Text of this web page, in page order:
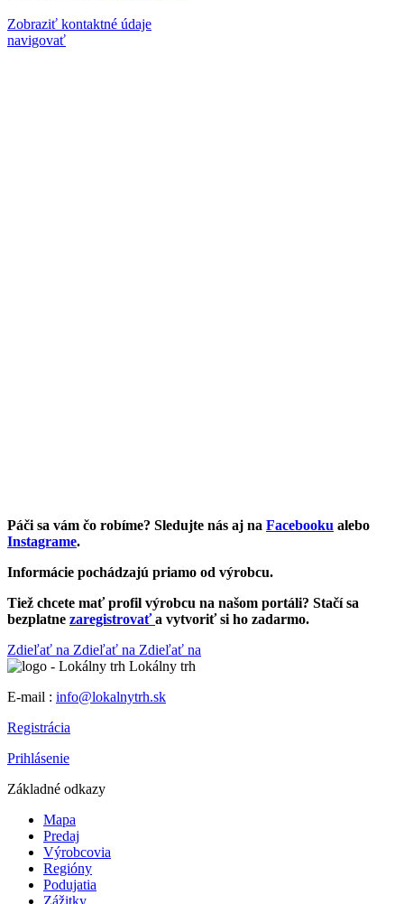
Zobraziť kontaktné údaje
navigovať
Páči sa vám čo robíme? Sledujte nás aj na Facebooku alebo
Instagrame.
Informácie pochádzajú priamo od výrobcu.
Tiež chcete mať profil výrobcu na našom portáli? Stačí sa
bezplatne zaregistrovaťa vytvoriť si ho zadarmo.
Zdieľať na Zdieľať na Zdieľať na
Lokálny trh
E-mail : info@lokalnytrh.sk
Registrácia
Prihlásenie
Základné odkazy
Mapa
Predaj
Výrobcovia
Regióny
Podujatia
Zážitky